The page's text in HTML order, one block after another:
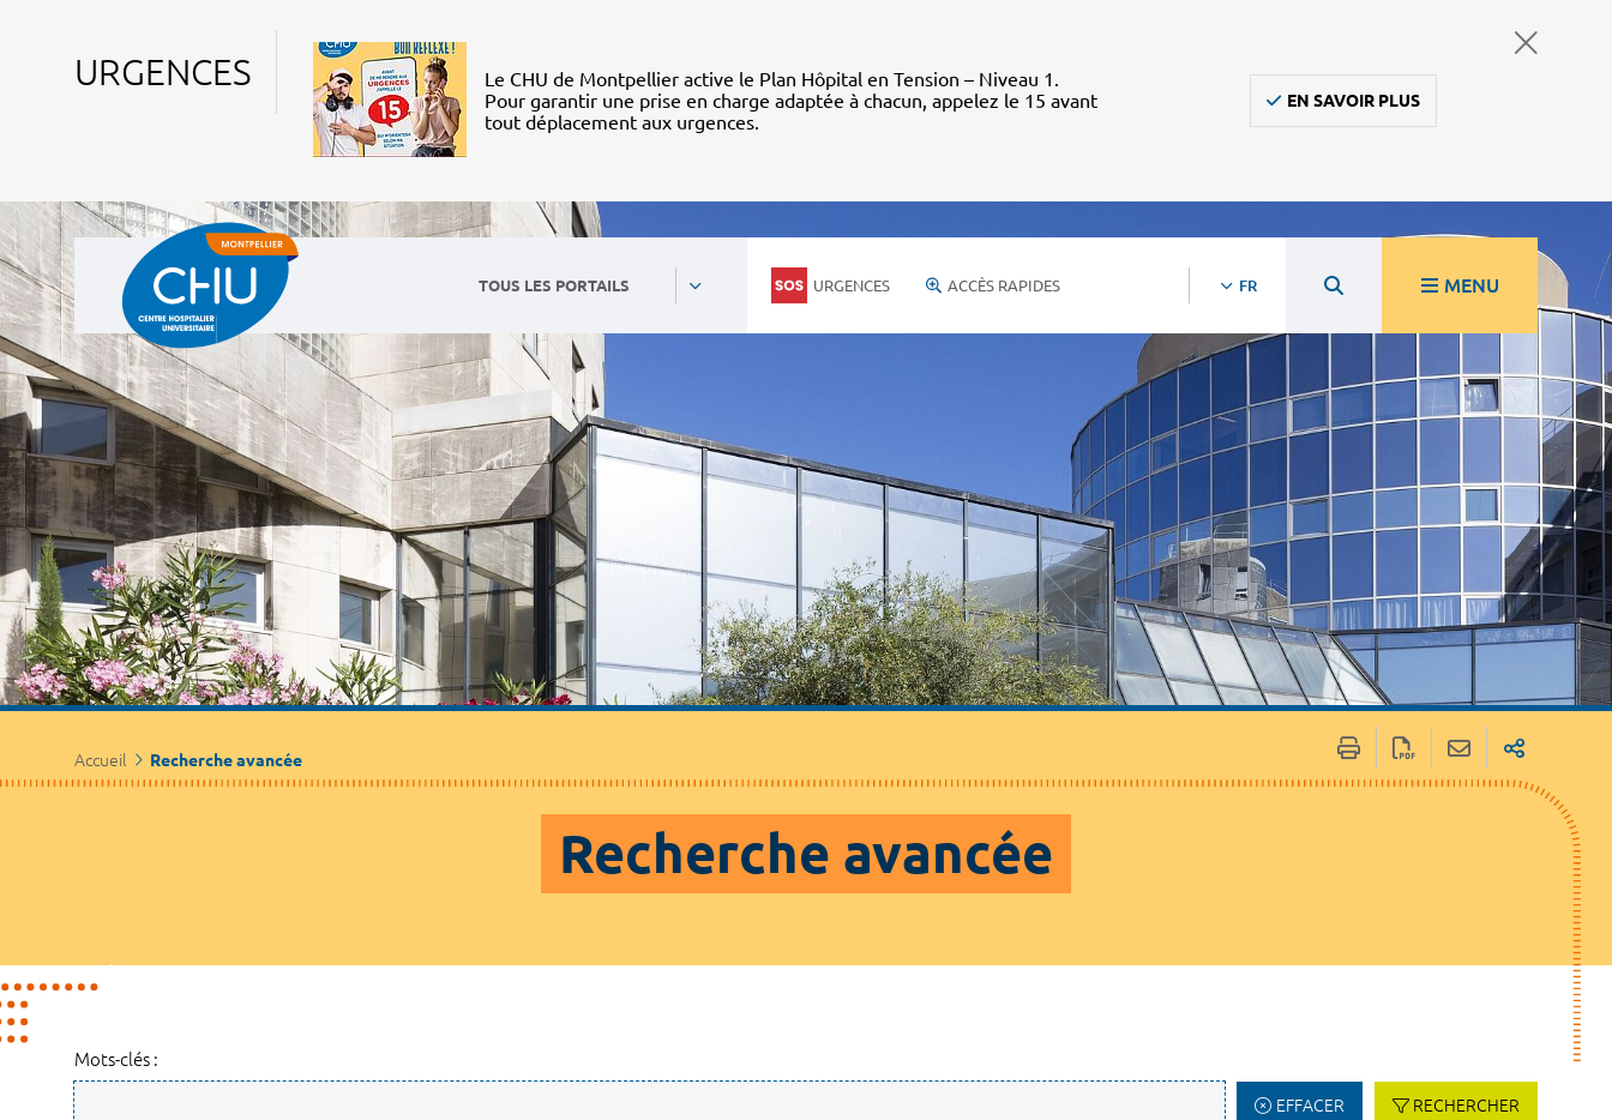
URGENCES
Le CHU de Montpellier active le Plan Hôpital en Tension – Niveau 1.
Pour garantir une prise en charge adaptée à chacun, appelez le 15 avant
tout déplacement aux urgences.
EN SAVOIR PLUS
TOUS LES PORTAILS URGENCES ACCÈS RAPIDES FR MENU
Accueil Recherche avancée
Recherche avancée
Mots-clés :
EFFACER RECHERCHER